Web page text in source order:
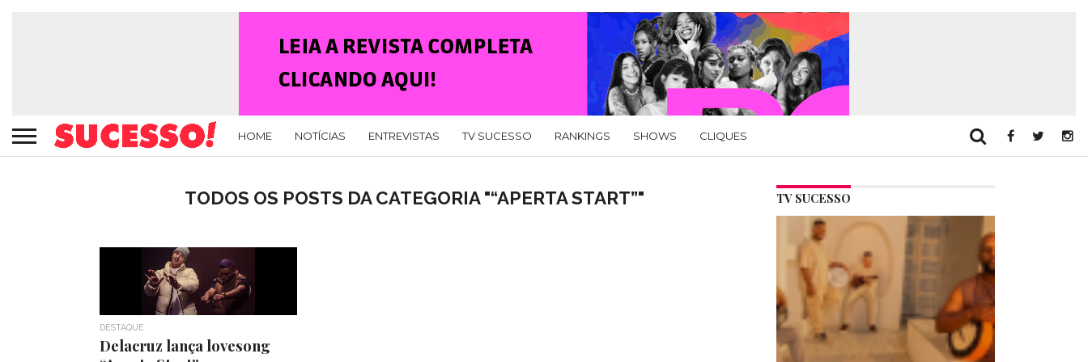
HOME NOTÍCIAS ENTREVISTAS TV SUCESSO RANKINGS SHOWS CLIQUES
TODOS OS POSTS DA CATEGORIA "“APERTA START”"
DESTAQUE
Delacruz lança lovesong
TV SUCESSO